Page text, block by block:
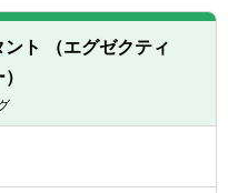
ます。
かした新規顧客・チャネル
。
企業価値評価やデューデリ
ント （エグゼクティ